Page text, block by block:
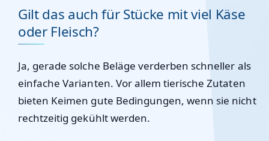
Gilt das auch für Stücke mit viel Käse
oder Fleisch?
Ja, gerade solche Beläge verderben schneller als
einfache Varianten. Vor allem tierische Zutaten
bieten Keimen gute Bedingungen, wenn sie nicht
rechtzeitig gekühlt werden.